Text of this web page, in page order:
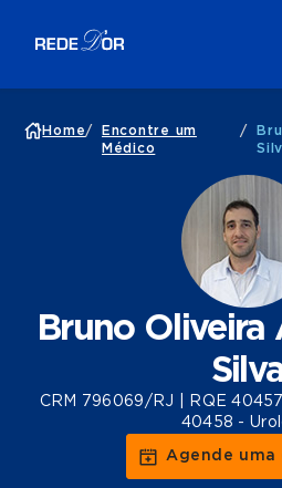
Home/
Encontre um
Médico
/
Bruno
CRM 796069/RJ | RQE
40458 -
Agende uma